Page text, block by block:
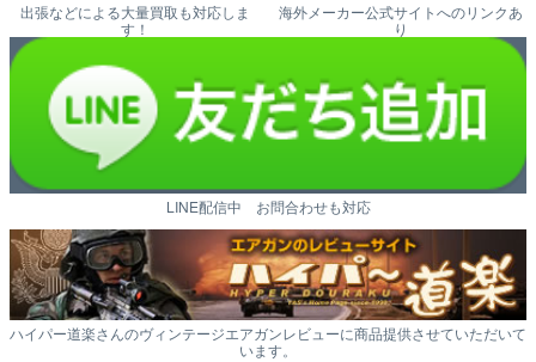
出張などによる大量買取も対応しま
す！
海外メーカー公式サイトへのリンクあ
り
LINE配信中 お問合わせも対応
ハイパー道楽さんのヴィンテージエアガンレビューに商品提供させていただいて
います。